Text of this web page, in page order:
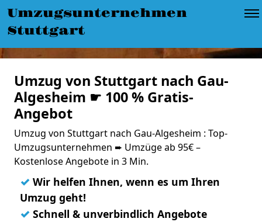
Umzugsunternehmen
Stuttgart
Umzug von Stuttgart nach Gau-
Algesheim ☛ 100 % Gratis-
Angebot
Umzug von Stuttgart nach Gau-Algesheim : Top-
Umzugsunternehmen ➨ Umzüge ab 95€ –
Kostenlose Angebote in 3 Min.
✓ Wir helfen Ihnen, wenn es um Ihren
Umzug geht!
✓ Schnell & unverbindlich Angebote